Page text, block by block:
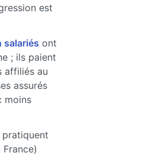
est
salariés ont
; ils paient
affiliés au
assurés
moins
pratiquent